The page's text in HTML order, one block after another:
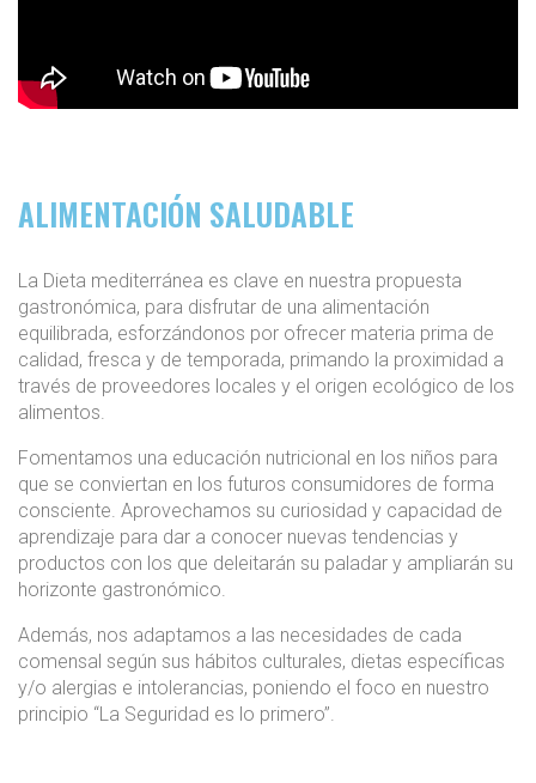
ALIMENTACIÓN SALUDABLE
La Dieta mediterránea es clave en nuestra propuesta
gastronómica, para disfrutar de una alimentación
equilibrada, esforzándonos por ofrecer materia prima de
calidad, fresca y de temporada, primando la proximidad a
través de proveedores locales y el origen ecológico de los
alimentos.
Fomentamos una educación nutricional en los niños para
que se conviertan en los futuros consumidores de forma
consciente. Aprovechamos su curiosidad y capacidad de
aprendizaje para dar a conocer nuevas tendencias y
productos con los que deleitarán su paladar y ampliarán su
horizonte gastronómico.
Además, nos adaptamos a las necesidades de cada
comensal según sus hábitos culturales, dietas específicas
y/o alergias e intolerancias, poniendo el foco en nuestro
principio “La Seguridad es lo primero”.